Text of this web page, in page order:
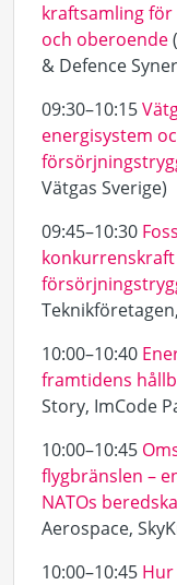
kraftsamling
och oberoende
& Defence
09:30–10:15
energisystem
Vätgas Sverige)
09:45–10:30
10:00–10:40
framtidens
Story, ImCode
10:00–10:45
flygbränslen –
NATOs
Aerospace,
10:00–10:45